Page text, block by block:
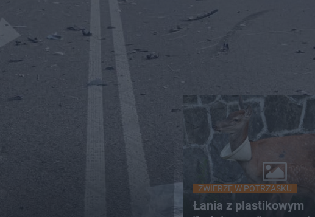
ZWIERZĘ W POTRZASKU
Łania z plastikowym